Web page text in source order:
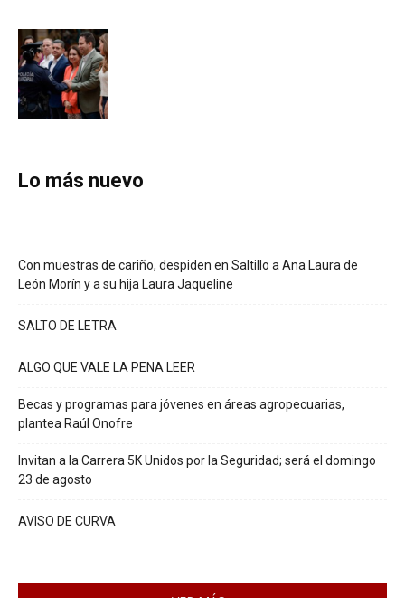
Lo más nuevo
Con muestras de cariño, despiden en Saltillo a Ana Laura de
León Morín y a su hija Laura Jaqueline
SALTO DE LETRA
ALGO QUE VALE LA PENA LEER
Becas y programas para jóvenes en áreas agropecuarias,
plantea Raúl Onofre
Invitan a la Carrera 5K Unidos por la Seguridad; será el domingo
23 de agosto
AVISO DE CURVA